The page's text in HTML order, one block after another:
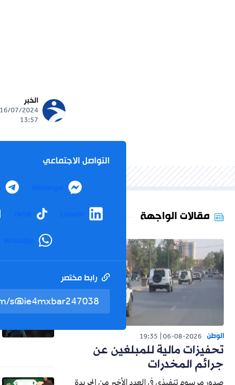
الخبر
13:57
التواصل الاجتماعي
Messenger
LinkedIn
TikTok
WhatsApp
رابط مختصر
مقالات الواجهة
الوطن 06-08-2026
19:35
تحفيزات مالية للمبلغين عن
جرائم المخدرات